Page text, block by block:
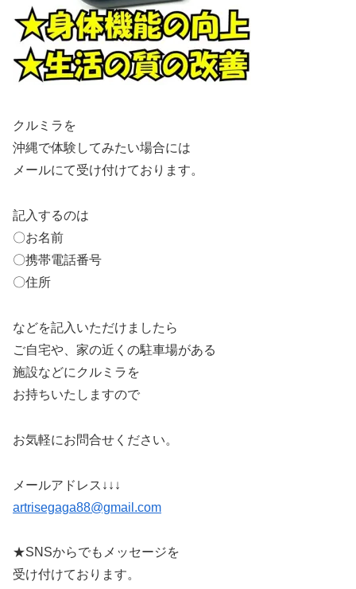
クルミラを
沖縄で体験してみたい場合には
メールにて受け付けております。
記入するのは
〇お名前
〇携帯電話番号
〇住所
などを記入いただけましたら
ご自宅や、家の近くの駐車場がある
施設などにクルミラを
お持ちいたしますので
お気軽にお問合せください。
メールアドレス↓↓↓
artrisegaga88@gmail.com
★SNSからでもメッセージを
受け付けております。